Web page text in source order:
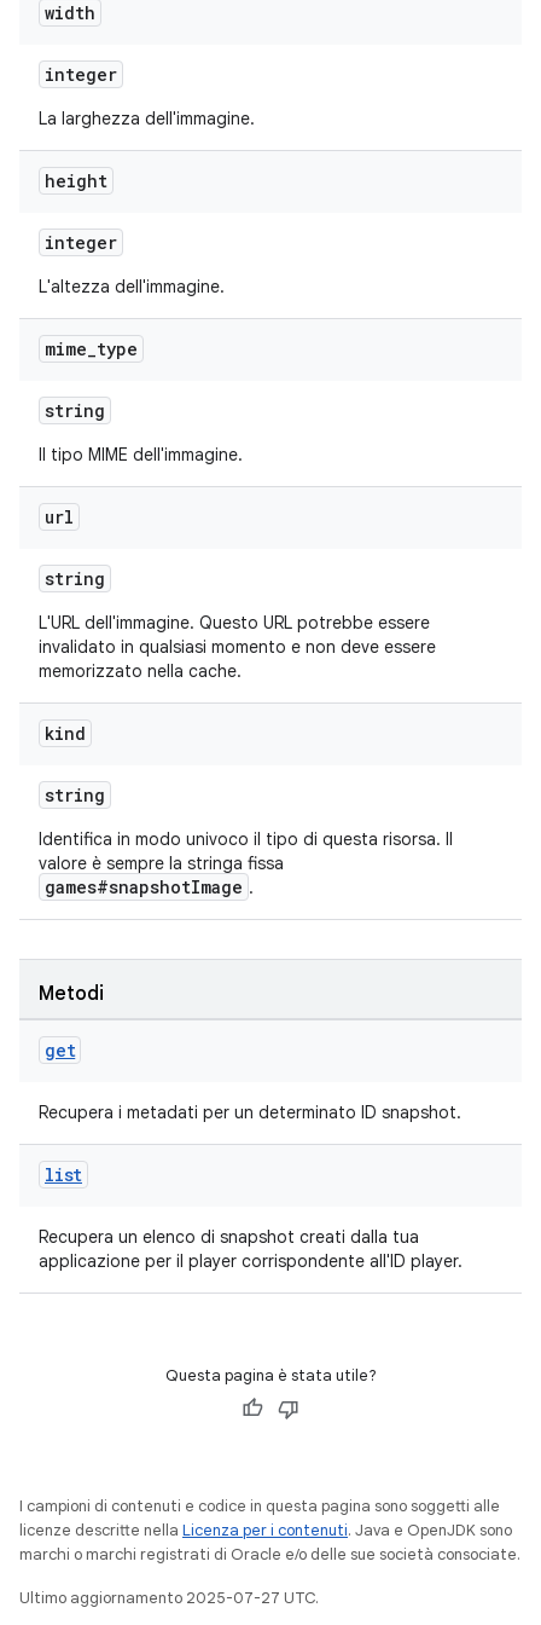
width
integer
La larghezza dell'immagine.
height
integer
L'altezza dell'immagine.
mime_type
string
Il tipo MIME dell'immagine.
url
string
L'URL dell'immagine. Questo URL potrebbe essere
invalidato in qualsiasi momento e non deve essere
memorizzato nella cache.
kind
string
Identifica in modo univoco il tipo di questa risorsa. Il
valore è sempre la stringa fissa
games#snapshotImage .
Metodi
get
Recupera i metadati per un determinato ID snapshot.
list
Recupera un elenco di snapshot creati dalla tua
applicazione per il player corrispondente all'ID player.
Questa pagina è stata utile?
I campioni di contenuti e codice in questa pagina sono soggetti alle
licenze descritte nella Licenza per i contenuti. Java e OpenJDK sono
marchi o marchi registrati di Oracle e/o delle sue società consociate.
Ultimo aggiornamento 2025-07-27 UTC.